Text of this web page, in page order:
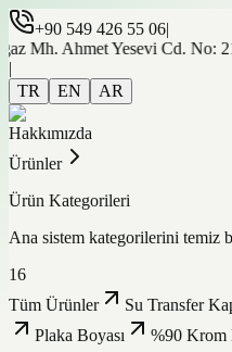
+90 549 426 55 06|
Mh. Ahmet Yesevi Cd. No:
|
TR
EN AR
Hakkımızda
Ürünler
Ürün Kategorileri
Ana sistem kategorilerini temiz
16
Tüm Ürünler
Su Transfer
Plaka Boyası
%90 Krom